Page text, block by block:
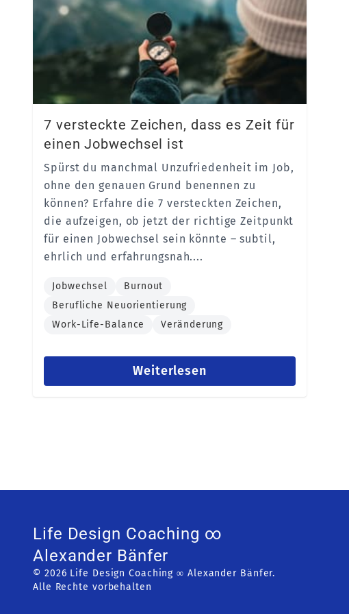
7 versteckte Zeichen, dass es Zeit für
einen Jobwechsel ist
Spürst du manchmal Unzufriedenheit im Job,
ohne den genauen Grund benennen zu
können? Erfahre die 7 versteckten Zeichen,
die aufzeigen, ob jetzt der richtige Zeitpunkt
für einen Jobwechsel sein könnte – subtil,
ehrlich und erfahrungsnah....
Jobwechsel
Burnout
Berufliche Neuorientierung
Work-Life-Balance
Veränderung
Weiterlesen
Life Design Coaching ∞
Alexander Bänfer
© 2026 Life Design Coaching ∞ Alexander Bänfer.
Alle Rechte vorbehalten